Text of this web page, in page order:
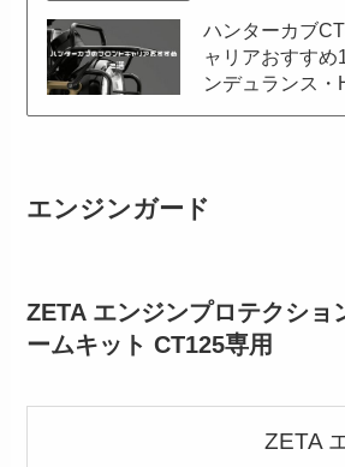
ハンターカブ
ャリアおすすめ
ンデュランス・
エンジンガード
ZETA エンジンプロテクショ
ームキット CT125専用
ZETA